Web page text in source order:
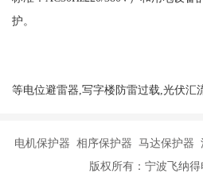
护。
等电位避雷器,写字楼防雷过载,光伏汇
电机保护器 相序保护器 马达保护器
版权所有：宁波飞纳得